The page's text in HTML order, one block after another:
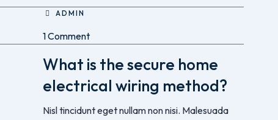
ADMIN
1 Comment
What is the secure home
electrical wiring method?
Nisl tincidunt eget nullam non nisi. Malesuada